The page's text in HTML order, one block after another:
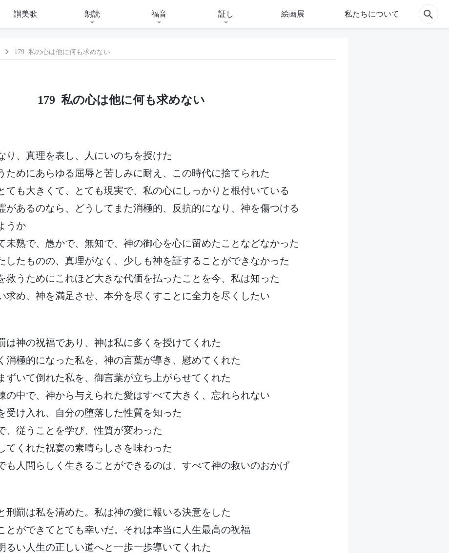
讃美歌 朗読 福音 証し 絵画展 私たちについて
179 私の心は他に何も求めない
179 私の心は他に何も求めない
り、真理を表し、人にいのちを授けた
ためにあらゆる屈辱と苦しみに耐え、この時代に捨てられた
ても大きくて、とても現実で、私の心にしっかりと根付いている
があるのなら、どうしてまた消極的、反抗的になり、神を傷つける
うか
未熟で、愚かで、無知で、神の御心を心に留めたことなどなかった
したものの、真理がなく、少しも神を証することができなかった
救うためにこれほど大きな代価を払ったことを今、私は知った
求め、神を満足させ、本分を尽くすことに全力を尽くしたい
は神の祝福であり、神は私に多くを授けてくれた
消極的になった私を、神の言葉が導き、慰めてくれた
ずいて倒れた私を、御言葉が立ち上がらせてくれた
の中で、神から与えられた愛はすべて大きく、忘れられない
受け入れ、自分の堕落した性質を知った
、従うことを学び、性質が変わった
てくれた祝宴の素晴らしさを味わった
も人間らしく生きることができるのは、すべて神の救いのおかげ
刑罰は私を清めた。私は神の愛に報いる決意をした
とができてとても幸いだ。それは本当に人生最高の祝福
るい人生の正しい道へと一歩一歩導いてくれた